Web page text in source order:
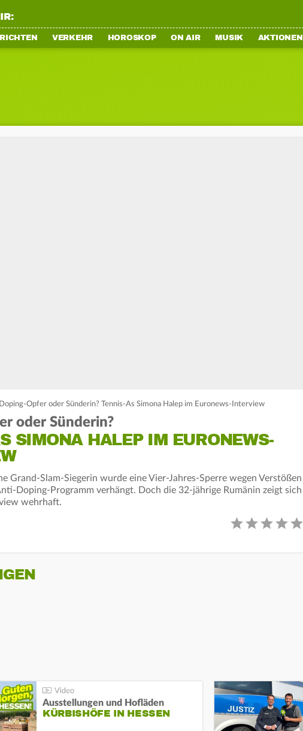
VERKEHR HOROSKOP ON AIR MUSIK AKTIONEN
Doping-Opfer oder Sünderin? Tennis-As Simona Halep im Euronews-Interview
oder Sünderin?
SIMONA HALEP IM EURONEWS-
Grand-Slam-Siegerin wurde eine Vier-Jahres-Sperre wegen Verstößen
Doping-Programm verhängt. Doch die 32-jährige Rumänin zeigt sich
wehrhaft.
Ausstellungen und Hofläden
KÜRBISHÖFE IN HESSEN